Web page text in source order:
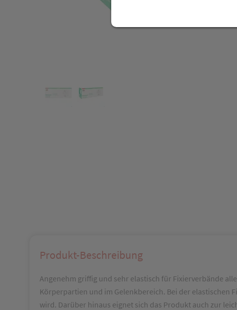
Produkt-Beschreibung
Angenehm griffig und sehr elastisch für Fixierverbände
Körperpartien und im Gelenkbereich. Bei der elastischen
wird. Darüber hinaus eignet sich das Produkt auch zur